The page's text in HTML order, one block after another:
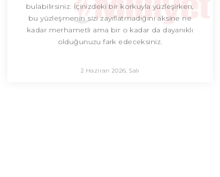
bulabilirsiniz. İçinizdeki bir korkuyla yüzleşirken,
bu yüzleşmenin sizi zayıflatmadığını aksine ne
kadar merhametli ama bir o kadar da dayanıklı
olduğunuzu fark edeceksiniz.
2 Haziran 2026, Salı